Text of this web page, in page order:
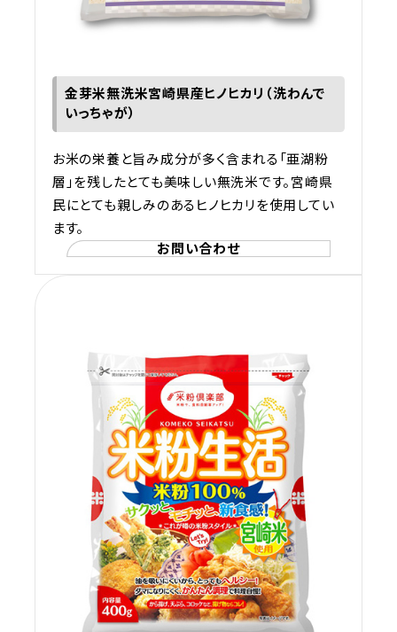
金芽米無洗米宮崎県産ヒノヒカリ（洗わんで
いっちゃが）
お米の栄養と旨み成分が多く含まれる「亜湖粉
層」を残したとても美味しい無洗米です。宮崎県
民にとても親しみのあるヒノヒカリを使用してい
ます。
お問い合わせ